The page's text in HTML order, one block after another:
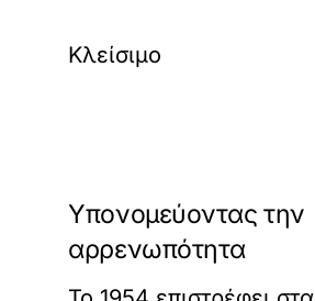
Κλείσιμο
Υπονομεύοντας την
αρρενωπότητα